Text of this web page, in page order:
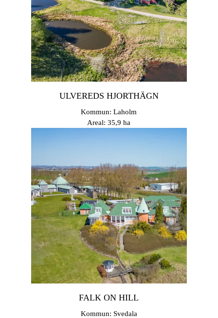
ULVEREDS HJORTHÄGN
Kommun: Laholm
Areal: 35,9 ha
FALK ON HILL
Kommun: Svedala